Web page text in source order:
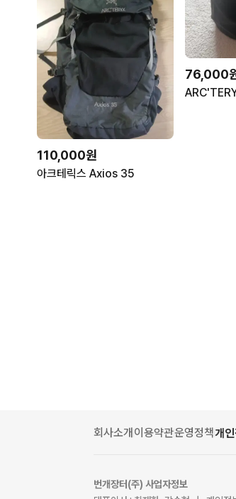
110,000원
아크테릭스 Axios 35
76,000
회사소개이용약관운영정책개
번개장터(주) 사업자정보